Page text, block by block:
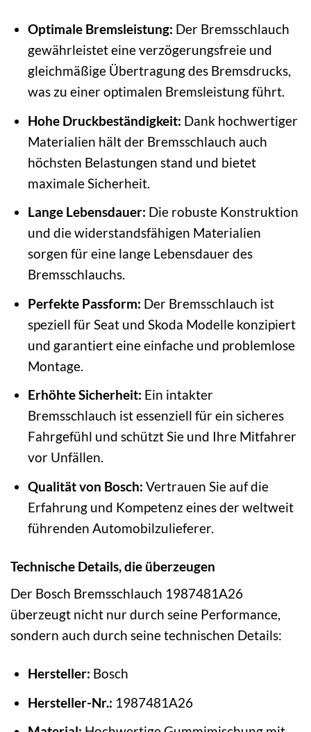
Optimale Bremsleistung: Der Bremsschlauch
gewährleistet eine verzögerungsfreie und
gleichmäßige Übertragung des Bremsdrucks,
was zu einer optimalen Bremsleistung führt.
Hohe Druckbeständigkeit: Dank hochwertiger
Materialien hält der Bremsschlauch auch
höchsten Belastungen stand und bietet
maximale Sicherheit.
Lange Lebensdauer: Die robuste Konstruktion
und die widerstandsfähigen Materialien
sorgen für eine lange Lebensdauer des
Bremsschlauchs.
Perfekte Passform: Der Bremsschlauch ist
speziell für Seat und Skoda Modelle konzipiert
und garantiert eine einfache und problemlose
Montage.
Erhöhte Sicherheit: Ein intakter
Bremsschlauch ist essenziell für ein sicheres
Fahrgefühl und schützt Sie und Ihre Mitfahrer
vor Unfällen.
Qualität von Bosch: Vertrauen Sie auf die
Erfahrung und Kompetenz eines der weltweit
führenden Automobilzulieferer.
Technische Details, die überzeugen
Der Bosch Bremsschlauch 1987481A26
überzeugt nicht nur durch seine Performance,
sondern auch durch seine technischen Details:
Hersteller: Bosch
Hersteller-Nr.: 1987481A26